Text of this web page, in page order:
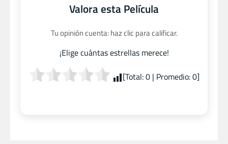
Valora esta Película
Tu opinión cuenta: haz clic para calificar.
¡Elige cuántas estrellas merece!
[Total:0| Promedio:0]